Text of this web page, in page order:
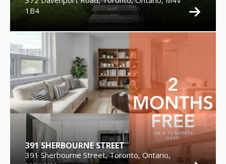
1B4
391 SHERBOURNE STREET
391 Sherbourne Street, Toronto, Ontario,